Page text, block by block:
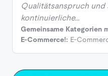
Qualitätsanspruch und
kontinuierliche…
Gemeinsame Kategorien
E-Commerce!: E-